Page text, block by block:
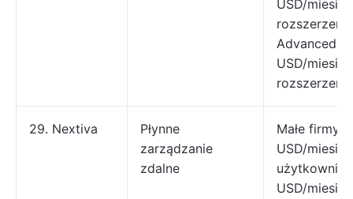
USD/
Advanced:
USD/
rozszerzenie
29. Nextiva
Płynne
zarządzanie
zdalne
Małe firmy
USD/
USD/